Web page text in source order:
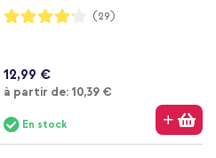
Notation:
82%
(29)
12,99 €
à partir de: À partir de
10,39 €
En stock